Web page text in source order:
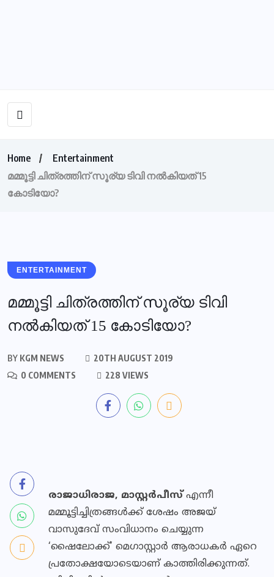
Home
Entertainment
മമ്മൂട്ടി ചിത്രത്തിന് സൂര്യ ടിവി നല്‍കിയത് 15
കോടിയോ?
ENTERTAINMENT
മമ്മൂട്ടി ചിത്രത്തിന് സൂര്യ ടിവി
നല്‍കിയത് 15 കോടിയോ?
BY KGM NEWS
20TH AUGUST 2019
0 COMMENTS
228 VIEWS
രാജാധിരാജ, മാസ്റ്റര്‍പീസ് എന്നീ
മമ്മൂട്ടിച്ചിത്രങ്ങള്‍ക്ക് ശേഷം അജയ്
വാസുദേവ് സംവിധാനം ചെയ്യുന്ന
‘ഷൈലോക്ക്’ മെഗാസ്റ്റാര്‍ ആരാധകർ ഏറെ
പ്രതോക്ഷയോടെയാണ് കാത്തിരിക്കുന്നത്.